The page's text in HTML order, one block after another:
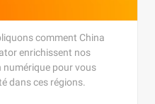
comment China
enrichissent nos
pour vous
dans ces régions.